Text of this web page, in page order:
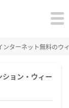
ンターネット無料のウ
ョン・ウィー